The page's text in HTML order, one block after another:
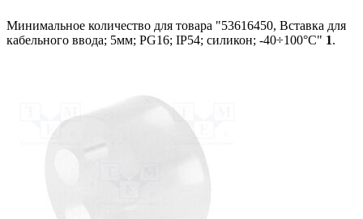
Минимальное количество для товара "53616450, Вставка для
кабельного ввода; 5мм; PG16; IP54; силикон; -40÷100°C" 1.